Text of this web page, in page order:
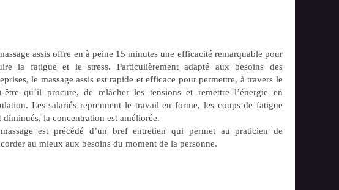
assis offre en à peine 15 minutes une efficacité remarquable pour
la fatigue et le stress. Particulièrement adapté aux besoins des
le massage assis est rapide et efficace pour permettre, à travers le
être qu’il procure, de relâcher les tensions et remettre l’énergie en
Les salariés reprennent le travail en forme, les coups de fatigue
diminués, la concentration est améliorée.
est précédé d’un bref entretien qui permet au praticien de
au mieux aux besoins du moment de la personne.